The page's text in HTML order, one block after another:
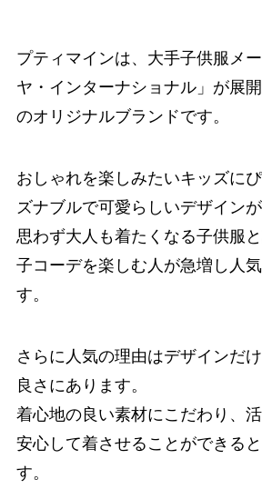
プティマインは、大手子供服メ
ヤ・インターナショナル」が展
のオリジナルブランドです。
おしゃれを楽しみたいキッズに
ズナブルで可愛らしいデザインが
思わず大人も着たくなる子供服
子コーデを楽しむ人が急増し人
す。
さらに人気の理由はデザインだ
良さにあります。
着心地の良い素材にこだわり、
安心して着させることができる
す。